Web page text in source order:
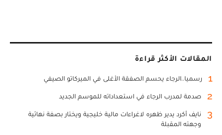
المقالات الأكثر قراءة
1 رسميا..الرجاء يحسم الصفقة الأغلى في الميركاتو الصيفي
2 صدمة لمدرب الرجاء في استعداداته للموسم الجديد
3
نايف أكرد يدير ظهره لاغراءات مالية خليجية ويختار بصفة نهائية
وجهته المقبلة